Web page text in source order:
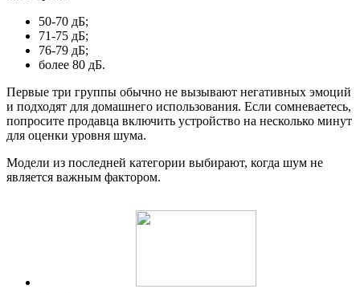
50-70 дБ;
71-75 дБ;
76-79 дБ;
более 80 дБ.
Первые три группы обычно не вызывают негативных эмоций
и подходят для домашнего использования. Если сомневаетесь,
попросите продавца включить устройство на несколько минут
для оценки уровня шума.
Модели из последней категории выбирают, когда шум не
является важным фактором.